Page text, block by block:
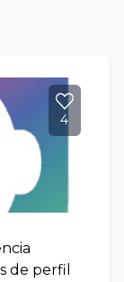
4
de perfil